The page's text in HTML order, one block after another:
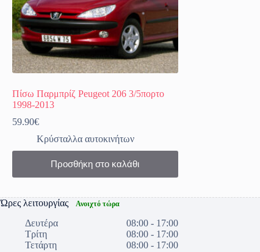
Πίσω Παρμπρίζ Peugeot 206 3/5πορτο
1998-2013
59.90€
Κρύσταλλα αυτοκινήτων
Προσθήκη στο καλάθι
Ώρες λειτουργίας Ανοιχτό τώρα
Δευτέρα
08:00 - 17:00
Τρίτη
08:00 - 17:00
Τετάρτη
08:00 - 17:00